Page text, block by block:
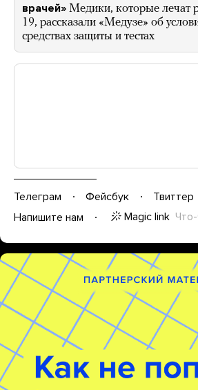
врачей» Медики, которые лечат
19, рассказали «Медузе» об
средствах защиты и тестах
Телеграм Фейсбук Твиттер
Напишите нам
Magic link